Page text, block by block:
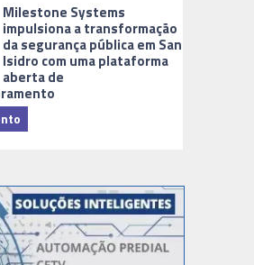
Milestone Systems
impulsiona a transformação
da segurança pública em San
Isidro com uma plataforma
aberta de